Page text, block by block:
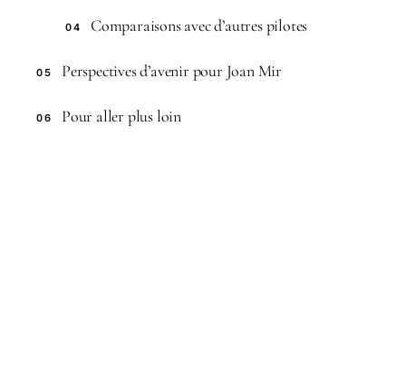
04 Comparaisons avec d’autres pilotes
05 Perspectives d’avenir pour Joan Mir
06 Pour aller plus loin